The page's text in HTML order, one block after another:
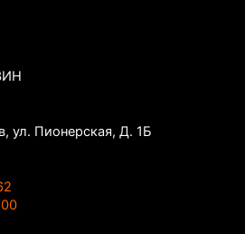
ул. Пионерская, Д. 1Б